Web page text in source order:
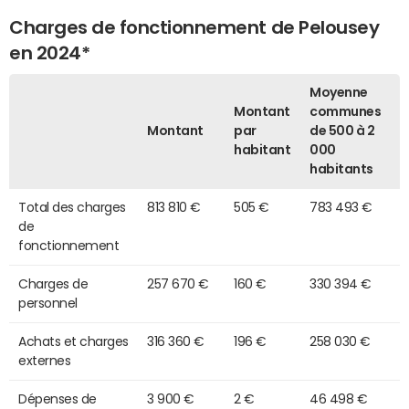
Charges de fonctionnement de Pelousey
en 2024*
Montant
Montant
par
habitant
Moyenne
communes
de 500 à 2
000
habitants
Total des charges
de
fonctionnement
813 810 € 505 € 783 493 €
Charges de
personnel
257 670 € 160 € 330 394 €
Achats et charges
externes
316 360 € 196 € 258 030 €
Dépenses de 3 900 € 2 € 46 498 €